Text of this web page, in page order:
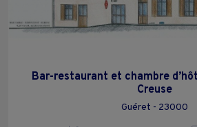
Bar-restaurant et chambre
Creuse
Guéret - 23000